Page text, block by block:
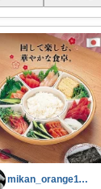
mikan_orange1113